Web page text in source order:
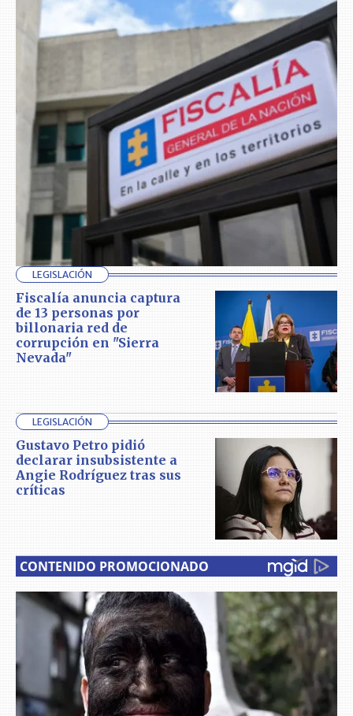
LEGISLACIÓN
Fiscalía anuncia captura
de 13 personas por
billonaria red de
corrupción en "Sierra
Nevada"
LEGISLACIÓN
Gustavo Petro pidió
declarar insubsistente a
Angie Rodríguez tras sus
críticas